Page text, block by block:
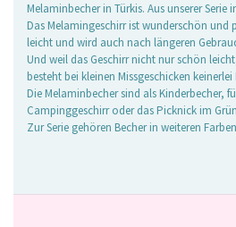
Melaminbecher in Türkis. Aus unserer Serie
Das Melamingeschirr ist wunderschön und
leicht und wird auch nach längeren
Und weil das Geschirr nicht nur schön
besteht bei kleinen Missgeschicken keinerlei
Die Melaminbecher sind als Kinderbecher,
Campinggeschirr oder das Picknick im
Zur Serie gehören Becher in weiteren